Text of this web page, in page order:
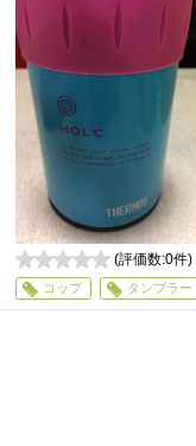
0
(評価数:0件)
コップ タンブラー